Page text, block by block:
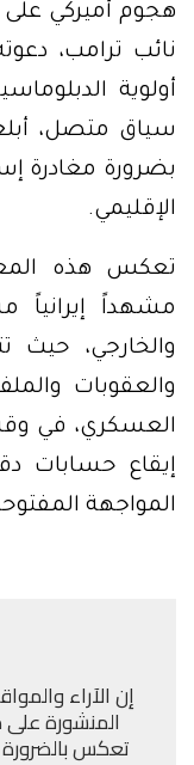
هجوم أميركي
نائب ترامب،
أولوية
سياق متصل،
بضرورة مغادرة
الإقليمي.
تعكس هذه
مشهداً إيرانياً
والخارجي، حيث
والعقوبات
العسكري، في
إيقاع حسابات
المواجهة
إن الآراء
المنشورة على
تعكس بالضرورة